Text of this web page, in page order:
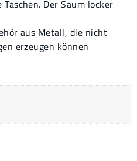
Der Saum locker
aus Metall, die nicht
erzeugen können